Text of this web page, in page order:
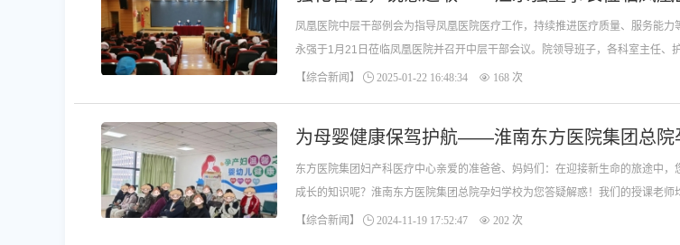
凤凰医院中层干部例会为指导凤凰医院医疗工作，持续推进医疗质量、服务能
永强于1月21日莅临凤凰医院并召开中层干部会议。院领导班子，各科室主任、
【综合新闻】 2025-01-22 16:48:34 168 次
为母婴健康保驾护航——淮南东方医院集团总院
东方医院集团妇产科医疗中心亲爱的准爸爸、妈妈们：在迎接新生命的旅途中
成长的知识呢？淮南东方医院集团总院孕妇学校为您答疑解惑！我们的授课老师
【综合新闻】 2024-11-19 17:52:47 202 次